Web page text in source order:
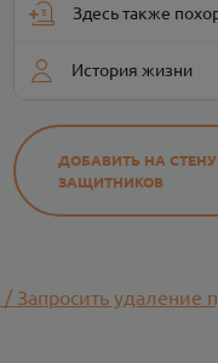
Здесь также
История жизни
ДОБАВИТЬ НА СТЕНУ
ЗАЩИТНИКОВ
Запросить удаление